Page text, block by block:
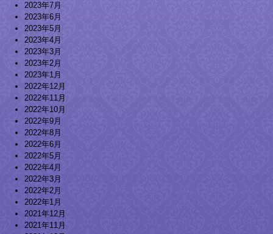
2023年7月
2023年6月
2023年5月
2023年4月
2023年3月
2023年2月
2023年1月
2022年12月
2022年11月
2022年10月
2022年9月
2022年8月
2022年6月
2022年5月
2022年4月
2022年3月
2022年2月
2022年1月
2021年12月
2021年11月